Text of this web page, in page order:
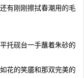
有刚刚擦拭春潮用的毛
托砚台一手蘸着朱砂的
花的笑靥和那双完美的